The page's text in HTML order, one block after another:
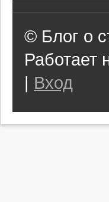
© Блог о
Работает
| Вход